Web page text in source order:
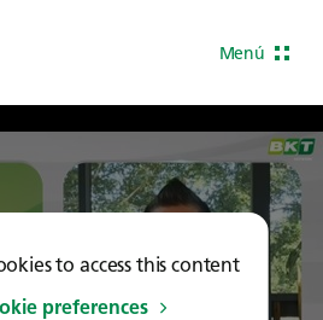
Menú
to access this content
preferences